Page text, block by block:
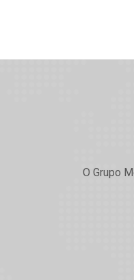
O Grupo